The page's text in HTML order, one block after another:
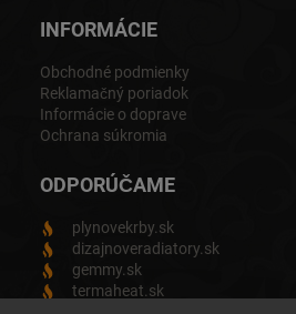
INFORMÁCIE
Obchodné podmienky
Reklamačný poriadok
Informácie o doprave
Ochrana súkromia
ODPORÚČAME
plynovekrby.sk
dizajnoveradiatory.sk
gemmy.sk
termaheat.sk